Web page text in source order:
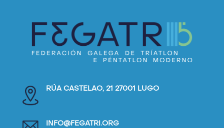
RÚA CASTELAO, 21 27001 LUGO
INFO@FEGATRI.ORG